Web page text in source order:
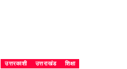
उत्तरकाशी उत्तराखंड शिक्षा